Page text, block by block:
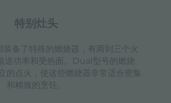
特别灶头
备了特殊的燃烧器，有两到三个火
送功率和受热面。Dual型号的燃烧
的点火，使这些燃烧器非常适合密集
和精致的烹饪。